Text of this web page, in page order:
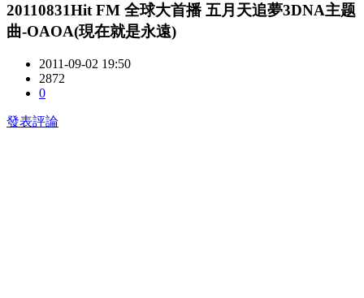
20110831Hit FM 全球大首播 五月天追夢3DNA主题
曲-OAOA(現在就是永遠)
2011-09-02 19:50
2872
0
發表評論